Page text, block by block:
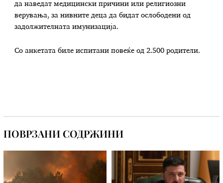
да наведат медицински причини или религиозни
верувања, за нивните деца да бидат ослободени од
задолжителната имунизација.
Со анкетата биле испитани повеќе од 2.500 родители.
ПОВРЗАНИ СОДРЖИНИ